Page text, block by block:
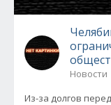
Новости
Из-за долгов